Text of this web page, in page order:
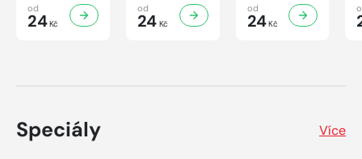
od
24Kč
od
24Kč
od
24Kč
Speciály Více